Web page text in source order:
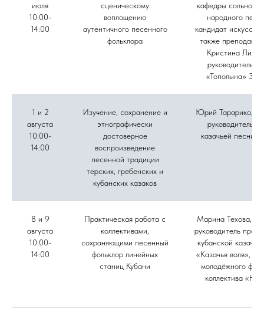
июля
10:00-
14:00
сценическому
воплощению
аутентичного песенного
фольклора
кафедры сольного
народного
кандидат
также
Кристина
руководитель
«Тополына» Зоя
1 и 2
августа
10:00-
14:00
Изучение, сохранение и
этнографически
достоверное
воспроизведение
песенной традиции
терских, гребенских и
кубанских казаков
Юрий Тарарико,
руководитель
казачьей песни
8 и 9
августа
10:00-
14:00
Практическая работа с
коллективами,
сохраняющими песенный
фольклор линейных
станиц Кубани
Марина Техова,
руководитель
кубанской
«Казачья воля»,
молодёжного
коллектива